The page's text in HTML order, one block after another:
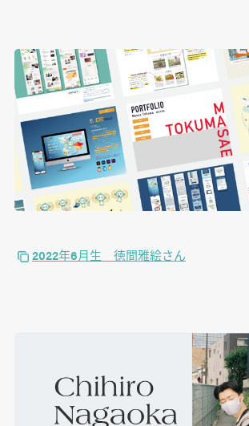
2022年6月生 徳間雅絵さん